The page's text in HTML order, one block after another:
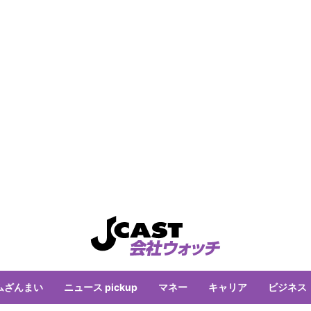
ざんまい ニュース pickup マネー キャリア ビジネス